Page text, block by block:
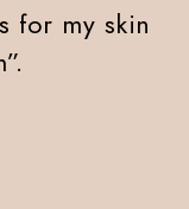
for my skin
”.